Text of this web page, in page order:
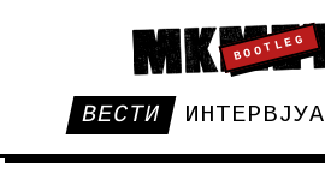
BOOTLEG
ВЕСТИ ИНТЕРВЈУА